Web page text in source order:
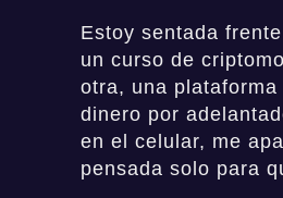
Estoy sentada
un curso de
otra, una
dinero por
en el celular, me
pensada solo para